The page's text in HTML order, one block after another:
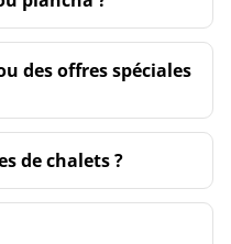
des offres spéciales
de chalets ?